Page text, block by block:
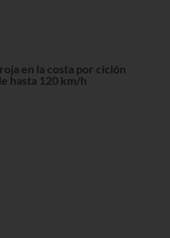
en la costa por ciclón
hasta 120 km/h